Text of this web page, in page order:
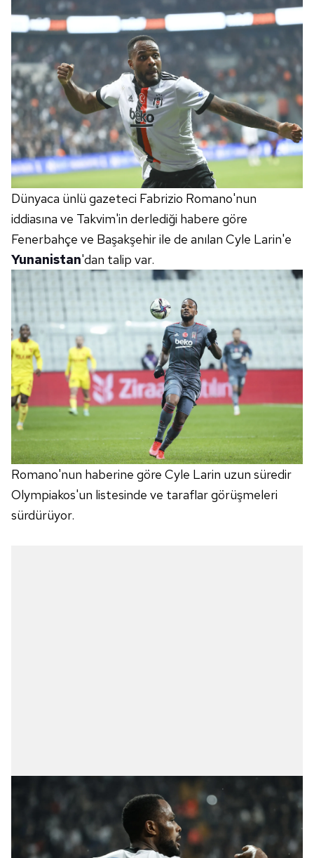
Dünyaca ünlü gazeteci Fabrizio Romano'nun
iddiasına ve Takvim'in derlediği habere göre
Fenerbahçe ve Başakşehir ile de anılan Cyle Larin'e
Yunanistan'dan talip var.
Romano'nun haberine göre Cyle Larin uzun süredir
Olympiakos'un listesinde ve taraflar görüşmeleri
sürdürüyor.